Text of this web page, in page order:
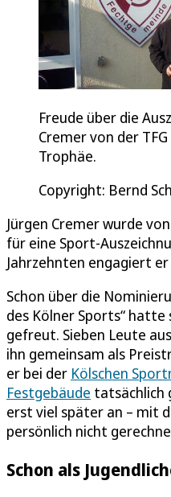
Freude über die
Cremer von der
Trophäe.
Copyright: Bernd
Jürgen Cremer wurde
für eine Sport-
Jahrzehnten engagiert
Schon über die
des Kölner Sports“ hatte
gefreut. Sieben Leute
ihn gemeinsam als
er bei der Kölschen
Festgebäude tatsächlich
erst viel später an – mit
persönlich nicht
Schon als